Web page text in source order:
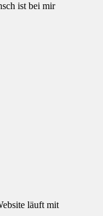
ist bei mir
läuft mit